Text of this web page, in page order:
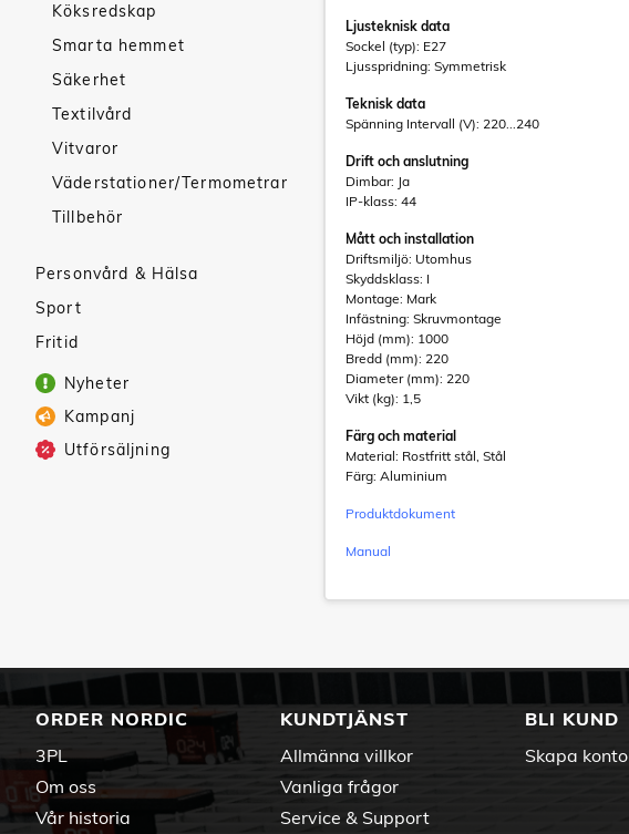
Köksredskap
Smarta hemmet
Säkerhet
Textilvård
Vitvaror
Väderstationer/Termometrar
Tillbehör
Personvård & Hälsa
Sport
Fritid
Nyheter
Kampanj
Utförsäljning
Ljusteknisk data
Sockel (typ): E27
Ljusspridning: Symmetrisk
Teknisk data
Spänning Intervall (V): 220...240
Drift och anslutning
Dimbar: Ja
IP-klass: 44
Mått och installation
Driftsmiljö: Utomhus
Skyddsklass: I
Montage: Mark
Infästning: Skruvmontage
Höjd (mm): 1000
Bredd (mm): 220
Diameter (mm): 220
Vikt (kg): 1,5
Färg och material
Material: Rostfritt stål, Stål
Färg: Aluminium
Produktdokument
Manual
ORDER NORDIC
3PL
Om oss
Vår historia
KUNDTJÄNST
Allmänna villkor
Vanliga frågor
Service & Support
BLI KUND
Skapa konto